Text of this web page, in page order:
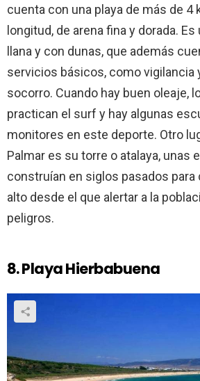
cuenta con una playa de más de 4
longitud, de arena fina y dorada. Es
llana y con dunas, que además
servicios básicos, como vigilancia
socorro. Cuando hay buen oleaje,
practican el surf y hay algunas
monitores en este deporte. Otro
Palmar es su torre o atalaya, unas
construían en siglos pasados
alto desde el que alertar a la
peligros.
8. Playa Hierbabuena